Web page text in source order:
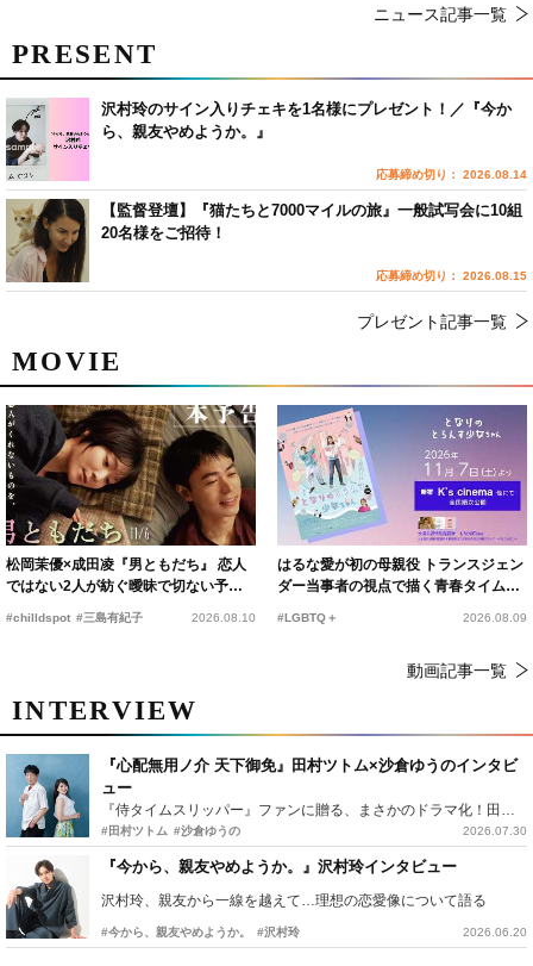
ニュース記事一覧
MOVIE
松岡茉優×成田凌『男ともだち』 恋人
ではない2人が紡ぐ曖昧で切ない予告
#chilldspot #三島有紀子 2026.08.10
はるな愛が初の母親役 トランスジェン
ダー当事者の視点で描く青春タイムス
#LGBTQ＋ 2026.08.09
動画記事一覧
INTERVIEW
『心配無用ノ介 天下御免』田村ツトム×沙倉ゆうのインタビ
ュー
『侍タイムスリッパー』ファンに贈る、まさかのドラマ化！田村ツトム×沙倉ゆうのが語る『心配無用ノ介』撮影秘話
#田村ツトム #沙倉ゆうの 2026.07.30
『今から、親友やめようか。』沢村玲インタビュー
沢村玲、親友から一線を越えて…理想の恋愛像について語る
#今から、親友やめようか。 #沢村玲 2026.06.20
PRESENT
沢村玲のサイン入りチェキを1名様にプレゼント！／『今か
ら、親友やめようか。』
応募締め切り： 2026.08.14
【監督登壇】『猫たちと7000マイルの旅』一般試写会に10組
20名様をご招待！
応募締め切り： 2026.08.15
プレゼント記事一覧